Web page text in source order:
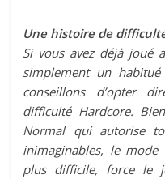
Une histoire de
Si vous avez déjà joué
simplement un
conseillons d’opter
difficulté Hardcore.
Normal qui autorise
inimaginables, le mode
plus difficile, force le